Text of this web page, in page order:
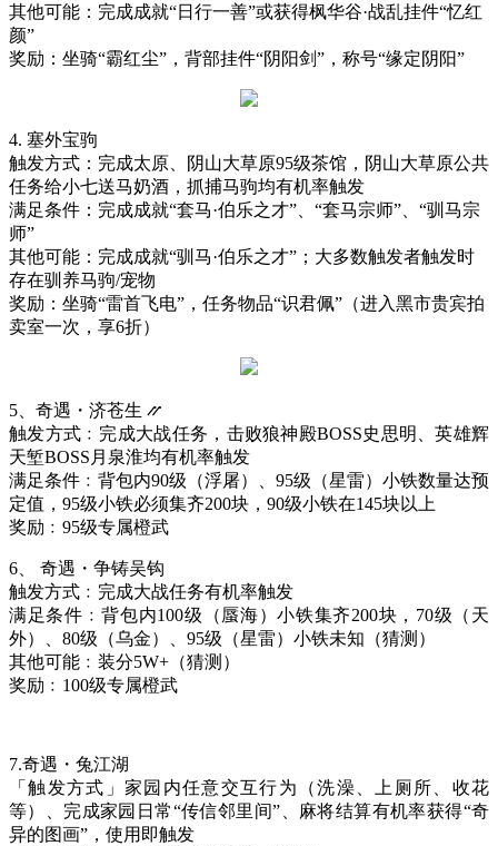
其他可能：完成成就“日行一善”或获得枫华谷·战乱挂件“忆红
颜”
奖励：坐骑“霸红尘”，背部挂件“阴阳剑”，称号“缘定阴阳”
4. 塞外宝驹
触发方式：完成太原、阴山大草原95级茶馆，阴山大草原公共
任务给小七送马奶酒，抓捕马驹均有机率触发
满足条件：完成成就“套马·伯乐之才”、“套马宗师”、“驯马宗
师”
其他可能：完成成就“驯马·伯乐之才”；大多数触发者触发时
存在驯养马驹/宠物
奖励：坐骑“雷首飞电”，任务物品“识君佩”（进入黑市贵宾拍
卖室一次，享6折）
5、 奇遇・济苍生 ⳼
触发方式﹕完成大战任务，击败狼神殿BOSS史思明、英雄辉
天堑BOSS月泉淮均有机率触发
满足条件﹕背包内90级（浮屠）、95级（星雷）小铁数量达预
定值，95级小铁必须集齐200块，90级小铁在145块以上
奖励﹕ 95级专属橙武
6、
奇遇・争铸吴钩
触发方式﹕完成大战任务有机率触发
满足条件﹕背包内100级（蜃海）小铁集齐200块，70级（天
外）、80级（乌金）、95级（星雷）小铁未知（猜测）
其他可能﹕装分5W+（猜测）
奖励﹕ 100级专属橙武
7.奇遇・兔江湖
「触发方式」家园内任意交互行为（洗澡、上厕所、收花
等）、完成家园日常“传信邻里间”、麻将结算有机率获得“奇
异的图画”，使用即触发